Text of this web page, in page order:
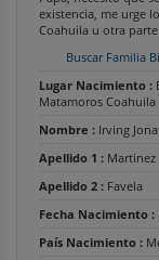
existencia, me urge
Coahuila u otra
Buscar Familia
Lugar Nacimiento :
Matamoros Coahuila
Nombre : Irving
Apellido 1 : Martinez
Apellido 2 : Favela
Fecha Nacimiento :
País Nacimiento :